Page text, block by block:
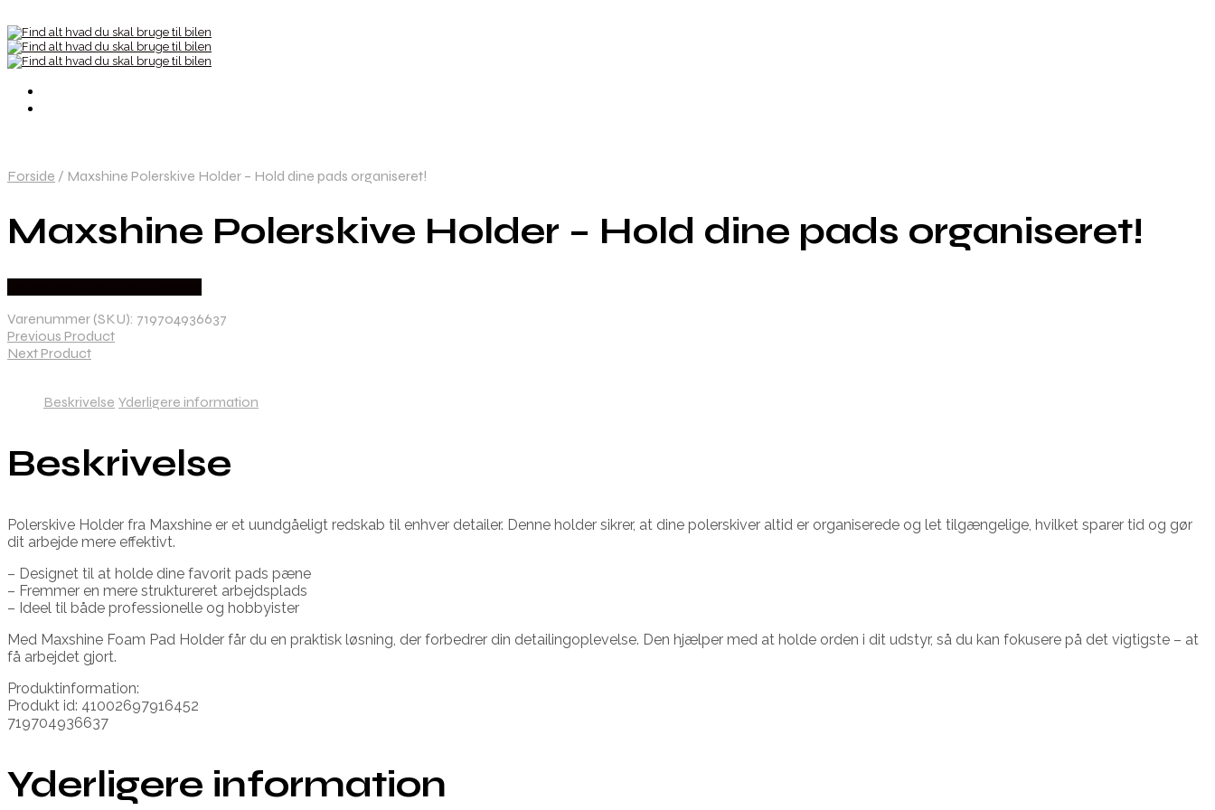
Forside / Maxshine Polerskive Holder – Hold dine pads organiseret!
Maxshine Polerskive Holder – Hold dine pads organiseret!
Varenummer (SKU): 719704936637
Previous Product
Next Product
Beskrivelse Yderligere information
Beskrivelse
Polerskive Holder fra Maxshine er et uundgåeligt redskab til enhver detailer. Denne holder sikrer, at dine polerskiver altid er organiserede og let tilgængelige, hvilket sparer tid og gør
dit arbejde mere effektivt.
– Designet til at holde dine favorit pads pæne
– Fremmer en mere struktureret arbejdsplads
– Ideel til både professionelle og hobbyister
Med Maxshine Foam Pad Holder får du en praktisk løsning, der forbedrer din detailingoplevelse. Den hjælper med at holde orden i dit udstyr, så du kan fokusere på det vigtigste – at
få arbejdet gjort.
Produktinformation:
Produkt id: 41002697916452
719704936637
Yderligere information